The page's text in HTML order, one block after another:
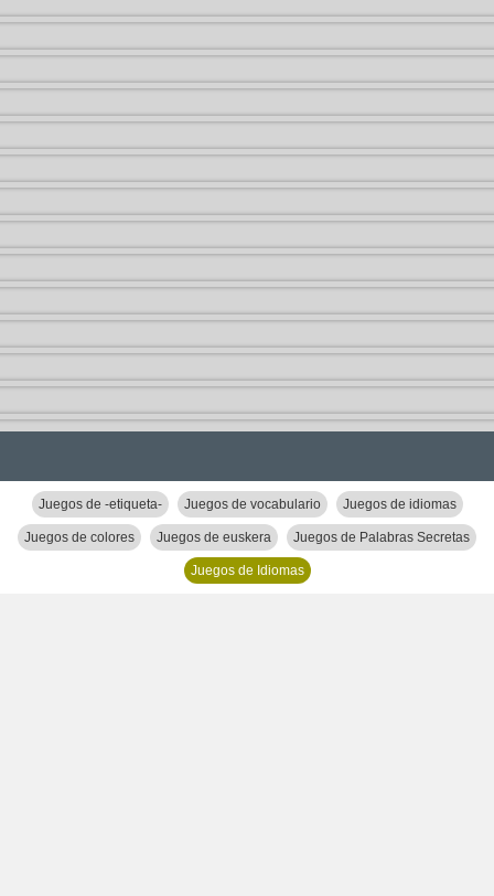
Juegos de -etiqueta- Juegos de vocabulario Juegos de idiomas
Juegos de colores Juegos de euskera Juegos de Palabras Secretas
Juegos de Idiomas